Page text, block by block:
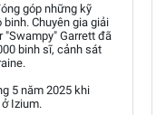
góp những kỹ
Chuyên gia giải
"Swampy" Garrett đã
binh sĩ, cảnh sát
5 năm 2025 khi
Izium.